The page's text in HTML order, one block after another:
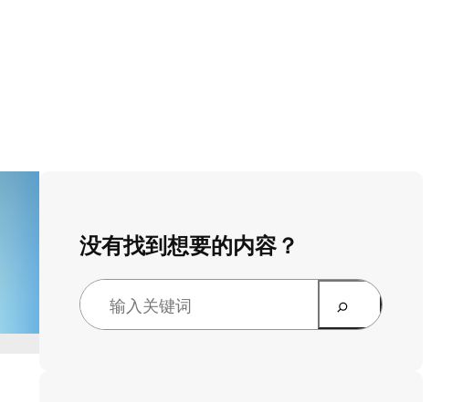
没有找到想要的内容？